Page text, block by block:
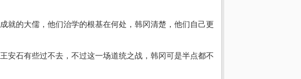
就的大儒，他们治学的根基在何处，韩冈清楚，他们自己更
安石有些过不去，不过这一场道统之战，韩冈可是半点都不